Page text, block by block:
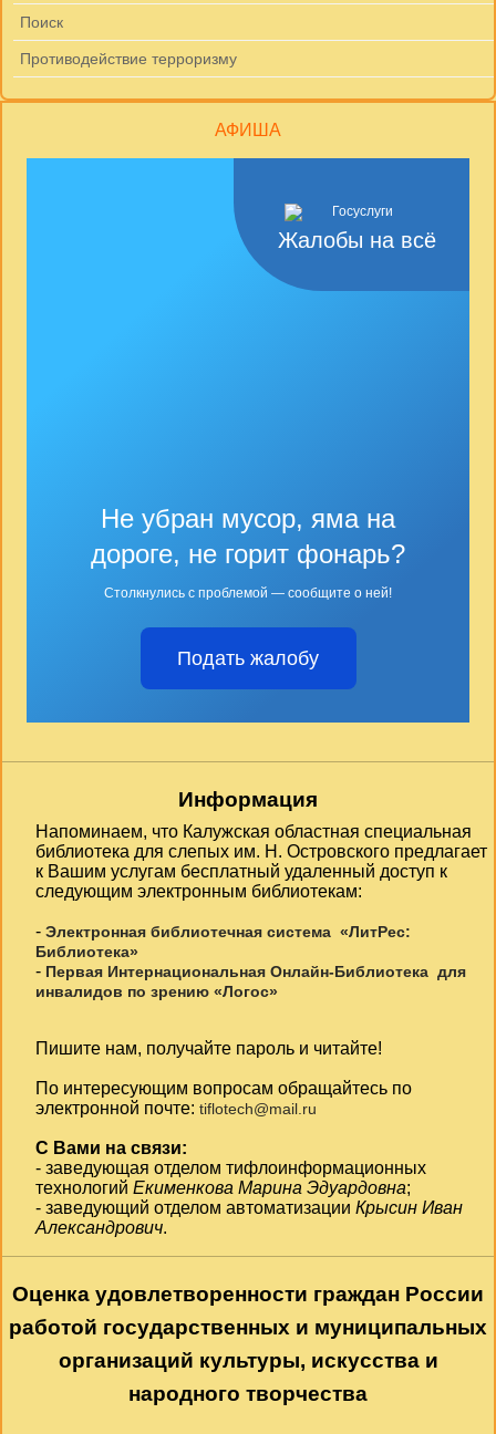
Поиск
Противодействие терроризму
АФИША
Жалобы на всё
Не убран мусор, яма на
дороге, не горит фонарь?
Столкнулись с проблемой — сообщите о ней!
Подать жалобу
Информация
Напоминаем, что Калужская областная специальная
библиотека для слепых им. Н. Островского предлагает
к Вашим услугам бесплатный удаленный доступ к
следующим электронным библиотекам:
- Электронная библиотечная система «ЛитРес:
Библиотека»
- Первая Интернациональная Онлайн-Библиотека для
инвалидов по зрению «Логос»
Пишите нам, получайте пароль и читайте!
По интересующим вопросам обращайтесь по
электронной почте: tiflotech@mail.ru
С Вами на связи:
- заведующая отделом тифлоинформационных
технологий Екименкова Марина Эдуардовна;
- заведующий отделом автоматизации Крысин Иван
Александрович.
Оценка удовлетворенности граждан России
работой государственных и муниципальных
организаций культуры, искусства и
народного творчества